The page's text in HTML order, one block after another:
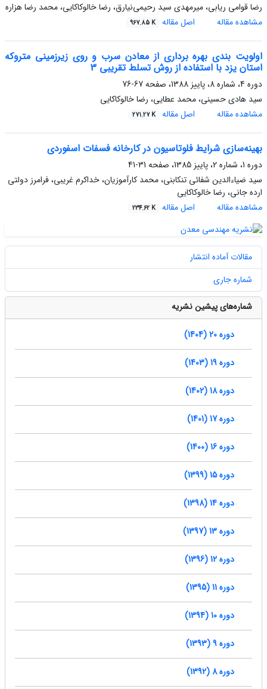
رضا قوامی ریابی، میرمهدی سید رحیمی‌نیارق، رضا خالوکاکایی، محمد رضا هزاره
مشاهده مقاله
اصل مقاله 967.85 K
اولویت بندی بهره برداری از معادن سرب و روی زیرزمینی متروکه
استان یزد با استفاده از روش تسلط تقریبی 3
دوره 4، شماره 8، پاییز 1388، صفحه
67-76
سید هادی حسینی، محمد عطایی، رضا خالوکاکایی
مشاهده مقاله
اصل مقاله 271.27 K
بهینه‌سازی شرایط فلوتاسیون در کارخانه فسفات اسفوردی
دوره 1، شماره 2، پاییز 1385، صفحه
31-41
سید ضیاءالدین شفائی تنکابنی، محمد کارآموزیان، خداکرم غریبی، فرامرز دولتی
ارده جانی، رضا خالوکاکایی
مشاهده مقاله
اصل مقاله 234.62 K
مقالات آماده انتشار
شماره جاری
شماره‌های پیشین نشریه
دوره 20 (1404)
دوره 19 (1403)
دوره 18 (1402)
دوره 17 (1401)
دوره 16 (1400)
دوره 15 (1399)
دوره 14 (1398)
دوره 13 (1397)
دوره 12 (1396)
دوره 11 (1395)
دوره 10 (1394)
دوره 9 (1393)
دوره 8 (1392)